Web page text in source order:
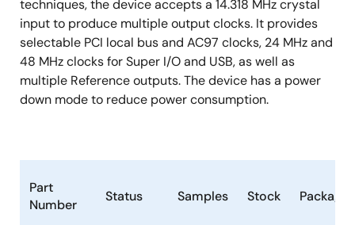
techniques, the device accepts a 14.318 MHz crystal
input to produce multiple output clocks. It provides
selectable PCI local bus and AC97 clocks, 24 MHz and
48 MHz clocks for Super I/O and USB, as well as
multiple Reference outputs. The device has a power
down mode to reduce power consumption.
Part
Number
Status Samples Stock Package